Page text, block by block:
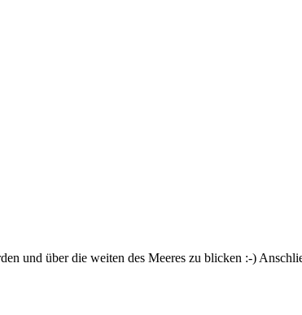
und über die weiten des Meeres zu blicken :-)